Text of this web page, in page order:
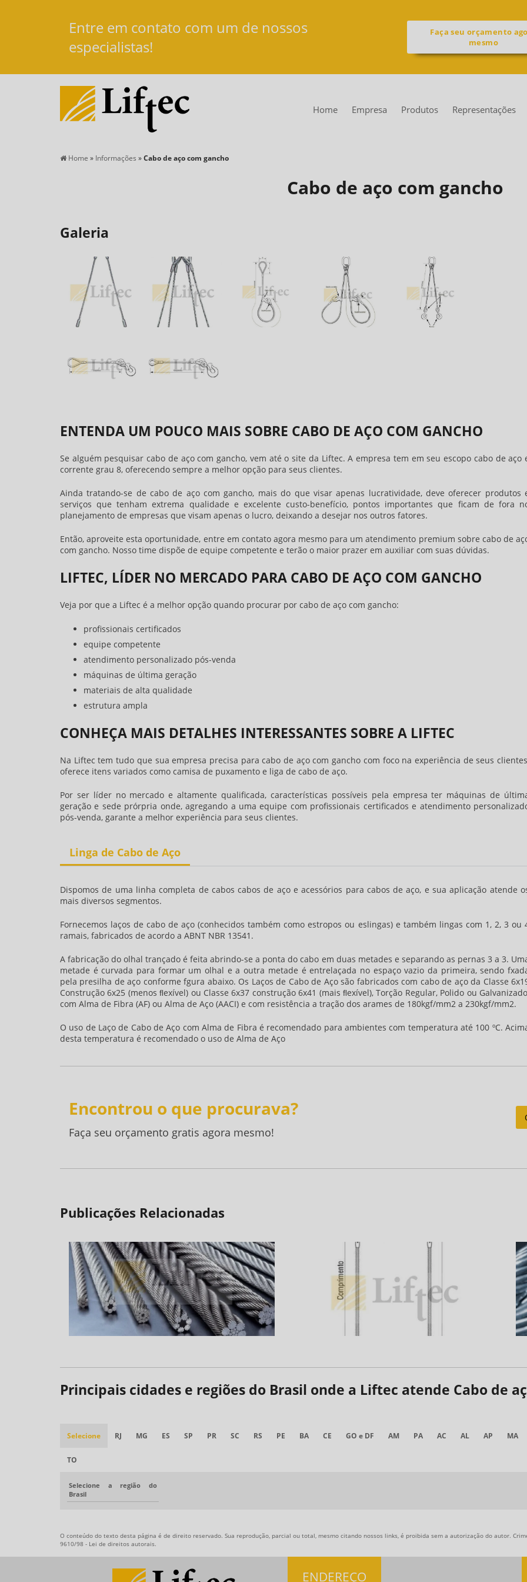
Entre em contato com um de nossos
especialistas!
Faça seu orçamento
mesmo
Home Empresa Produtos Representações
Home » Informações »Cabo de aço com gancho
Cabo de aço com gancho
Galeria
ENTENDA UM POUCO MAIS SOBRE CABO DE AÇO COM GANCHO
Se alguém pesquisarcabo de aço com gancho, vem até o site da Liftec. A empresa tem em seu escopo cabo de aço
corrente grau 8, oferecendo sempre a melhor opção para seus clientes.
Ainda tratando-se decabo de aço com gancho, mais do que visar apenas lucratividade, deve oferecer produtos
serviços que tenham extrema qualidade e excelente custo-benefício, pontos importantes que ficam de fora
planejamento de empresas que visam apenas o lucro, deixando a desejar nos outros fatores.
Então, aproveite esta oportunidade, entre em contato agora mesmo para um atendimento premium sobre cabo de
com gancho. Nosso time dispõe de equipe competente e terão o maior prazer em auxiliar com suas dúvidas.
LIFTEC, LÍDER NO MERCADO PARA CABO DE AÇO COM GANCHO
Veja por que a Liftec é a melhor opção quando procurar por cabo de aço com gancho:
profissionais certificados
equipe competente
atendimento personalizado pós-venda
máquinas de última geração
materiais de alta qualidade
estrutura ampla
CONHEÇA MAIS DETALHES INTERESSANTES SOBRE A LIFTEC
Na Liftec tem tudo que sua empresa precisa paracabo de aço com gancho com foco na experiência de seus
oferece itens variados como camisa de puxamento e liga de cabo de aço.
Por ser líder no mercado e altamente qualificada, características possíveis pela empresa ter máquinas de
geração e sede prórpria onde, agregando a uma equipe com profissionais certificados e atendimento
pós-venda, garante a melhor experiência para seus clientes.
Linga de Cabo de Aço
Dispomos de uma linha completa de cabos cabos de aço e acessórios para cabos de aço, e sua aplicação atende
mais diversos segmentos.
Fornecemos laços de cabo de aço (conhecidos também como estropos ou eslingas) e também lingas com 1, 2, 3 ou
ramais, fabricados de acordo a ABNT NBR 13541.
A fabricação do olhal trançado é feita abrindo-se a ponta do cabo em duas metades e separando as pernas 3 a 3.
metade é curvada para formar um olhal e a outra metade é entrelaçada no espaço vazio da primeira, sendo
pela presilha de aço conforme fgura abaixo. Os Laços de Cabo de Aço são fabricados com cabo de aço da Classe
Construção 6x25 (menos ﬂexível) ou Classe 6x37 construção 6x41 (mais ﬂexível), Torção Regular, Polido ou
com Alma de Fibra (AF) ou Alma de Aço (AACI) e com resistência a tração dos arames de 180kgf/mm2 a 230kgf/mm2.
O uso de Laço de Cabo de Aço com Alma de Fibra é recomendado para ambientes com temperatura até 100 ºC.
desta temperatura é recomendado o uso de Alma de Aço
Encontrou o que procurava?
Faça seu orçamento gratis agora mesmo!
Publicações Relacionadas
Principais cidades e regiões do Brasil onde a Liftec atende Cabo de
Selecione RJ MG ES SP PR SC RS PE BA CE GO e DF AM PA AC AL AP MA
TO
Selecione a região do
Brasil
O conteúdo do texto desta página é de direito reservado. Sua reprodução, parcial ou total, mesmo citando nossos links, é proibida sem a autorização do autor.
9610/98 - Lei de direitos autorais.
ENDEREÇO